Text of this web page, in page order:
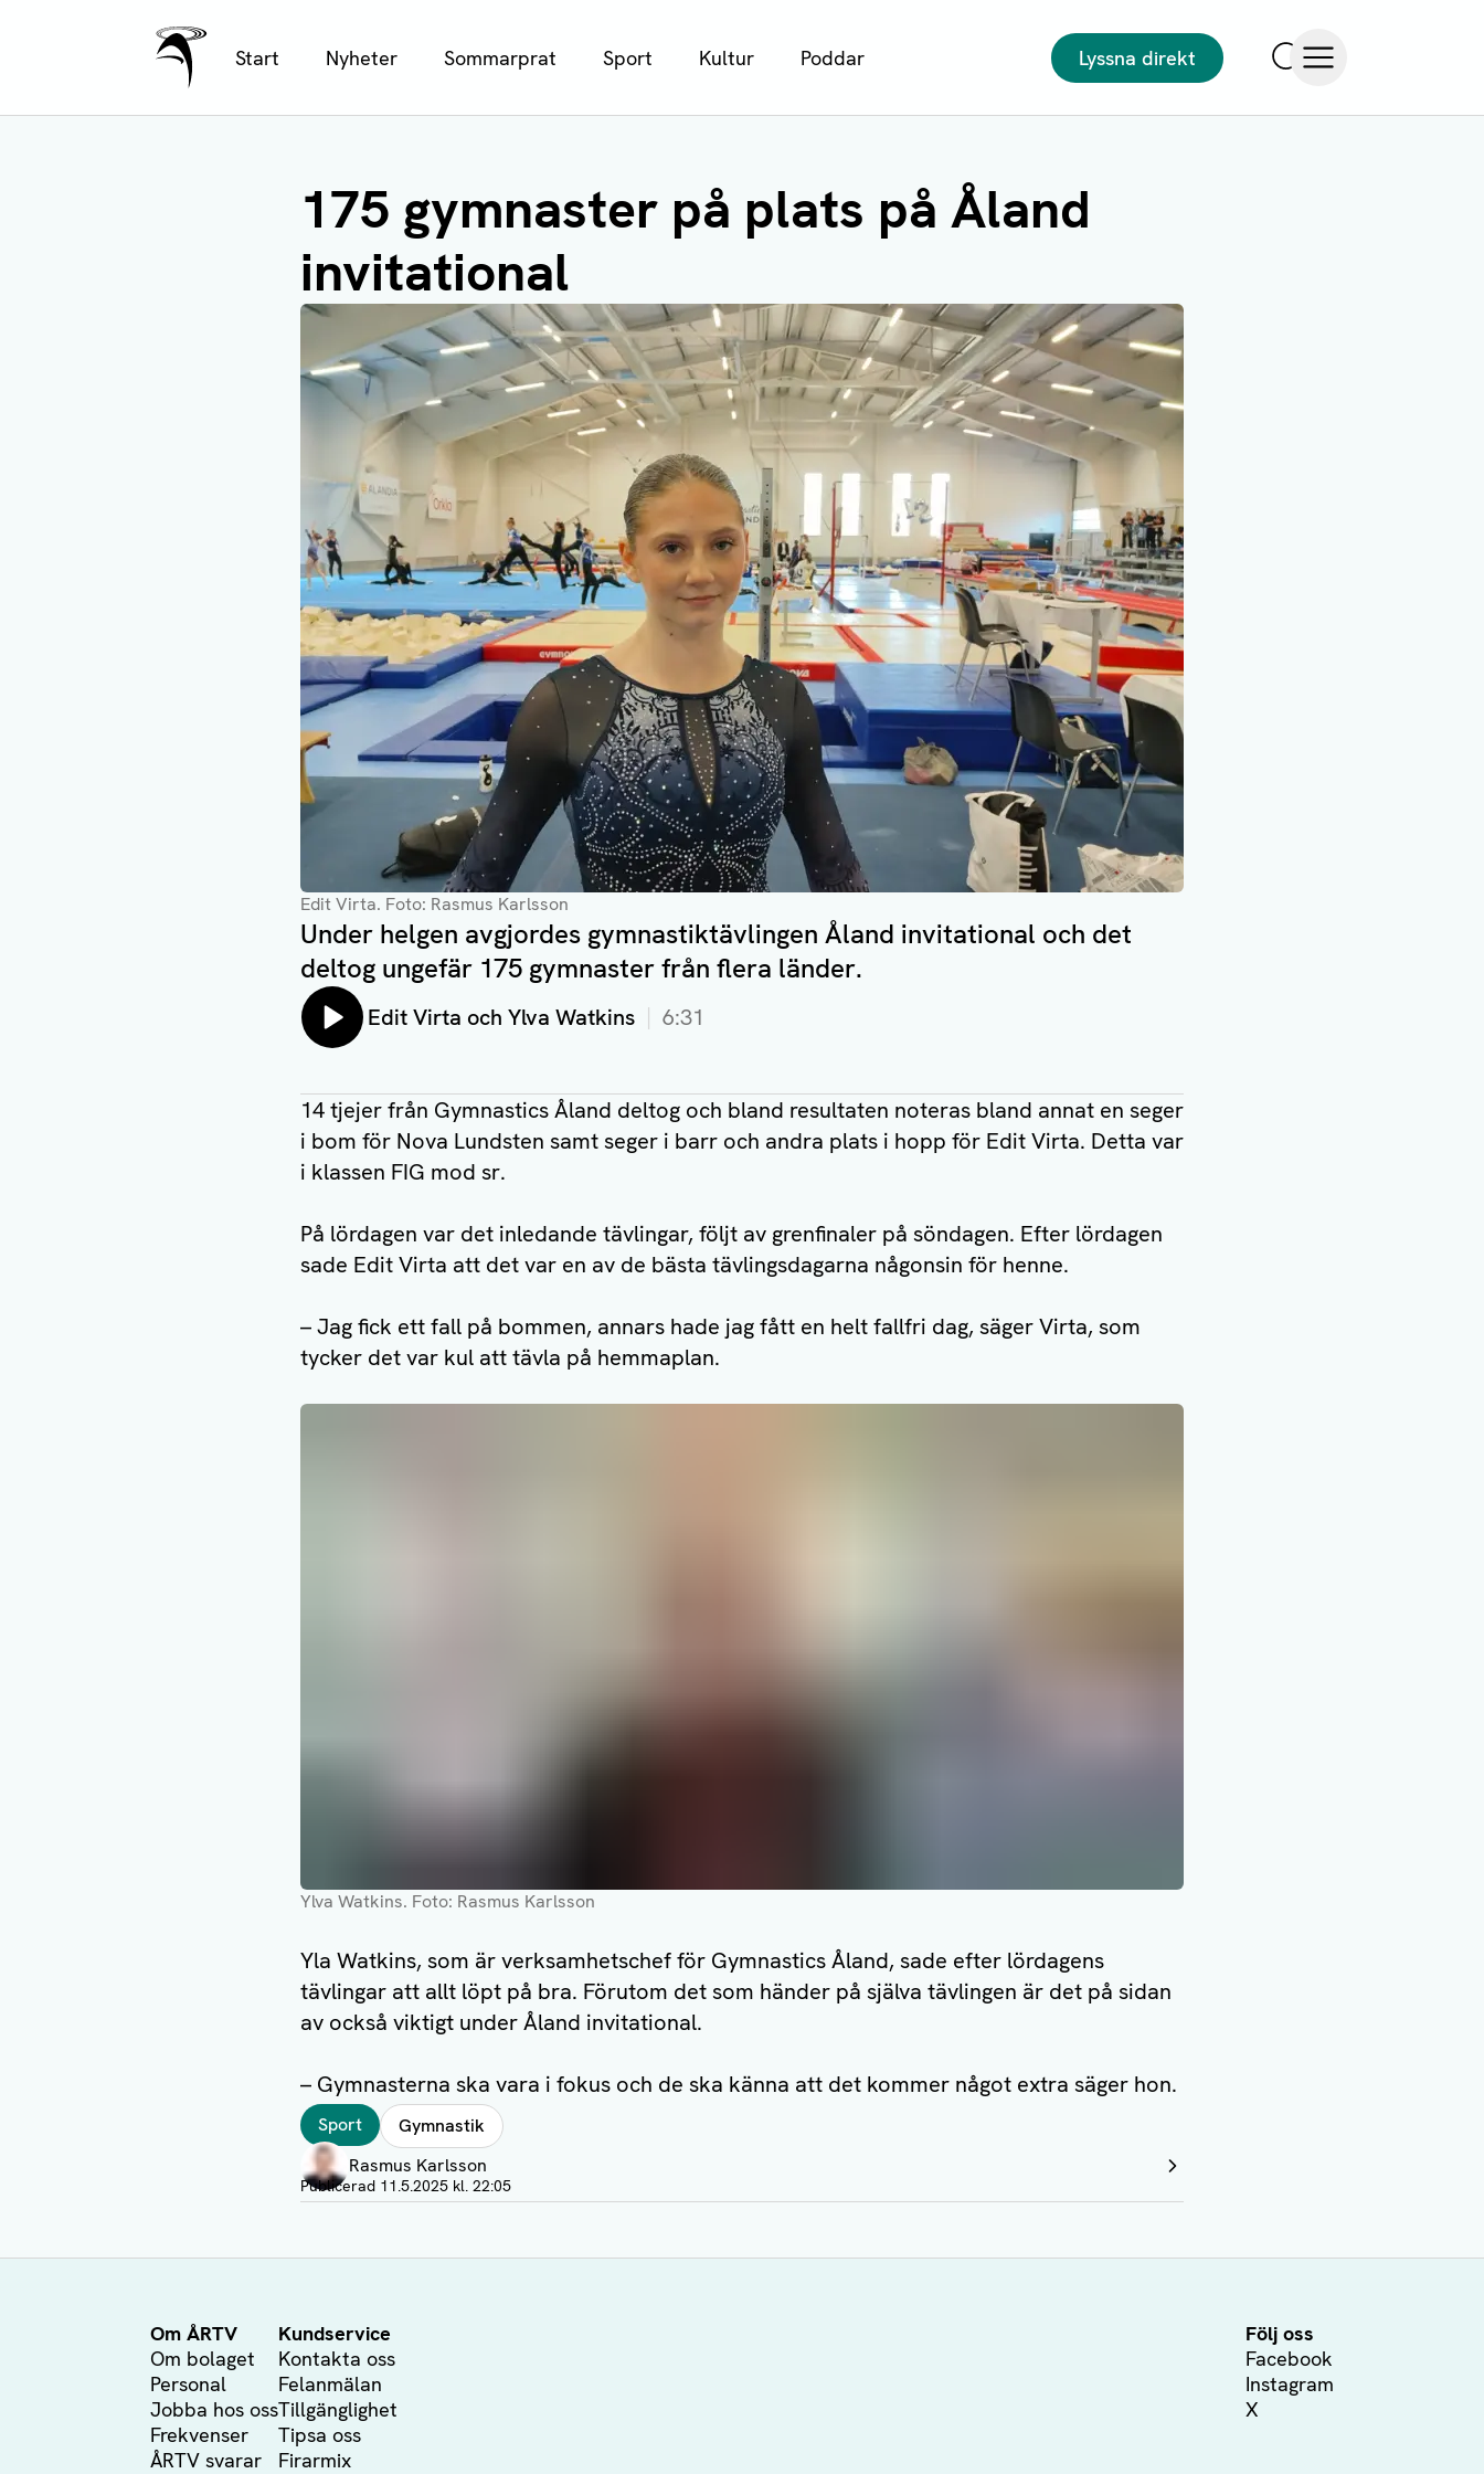
Ålands Radio & TV
Start Nyheter Sommarprat Sport Kultur Poddar
Lyssna direkt
175 gymnaster på plats på Åland
invitational
Edit Virta. Foto: Rasmus Karlsson
Under helgen avgjordes gymnastiktävlingen Åland invitational och det
deltog ungefär 175 gymnaster från flera länder.
Lyssna på:
Edit Virta och Ylva Watkins 6:31
14 tjejer från Gymnastics Åland deltog och bland resultaten noteras bland annat en seger
i bom för Nova Lundsten samt seger i barr och andra plats i hopp för Edit Virta. Detta var
i klassen FIG mod sr.
På lördagen var det inledande tävlingar, följt av grenfinaler på söndagen. Efter lördagen
sade Edit Virta att det var en av de bästa tävlingsdagarna någonsin för henne.
– Jag fick ett fall på bommen, annars hade jag fått en helt fallfri dag, säger Virta, som
tycker det var kul att tävla på hemmaplan.
Ylva Watkins. Foto: Rasmus Karlsson
Yla Watkins, som är verksamhetschef för Gymnastics Åland, sade efter lördagens
tävlingar att allt löpt på bra. Förutom det som händer på själva tävlingen är det på sidan
av också viktigt under Åland invitational.
– Gymnasterna ska vara i fokus och de ska känna att det kommer något extra säger hon.
Taggar
Sport Gymnastik
Författare
Rasmus Karlsson
Visa profil
Publicerad 11.5.2025 kl. 22:05
Om ÅRTV
Om bolaget
Personal
Jobba hos oss
Frekvenser
ÅRTV svarar
Kundservice
Kontakta oss
Felanmälan
Tillgänglighet
Tipsa oss
Firarmix
Följ oss
Facebook
Instagram
X